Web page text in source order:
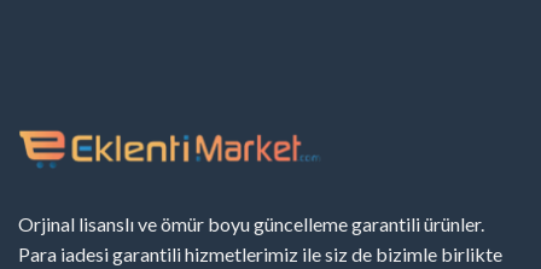
Orjinal lisanslı ve ömür boyu güncelleme garantili ürünler.
Para iadesi garantili hizmetlerimiz ile siz de bizimle birlikte